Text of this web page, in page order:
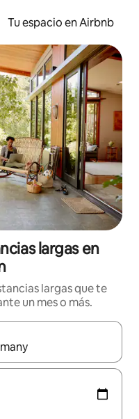
Tu espacio en Airbnb
largas en
largas que te
un mes o más.
podrás navegar